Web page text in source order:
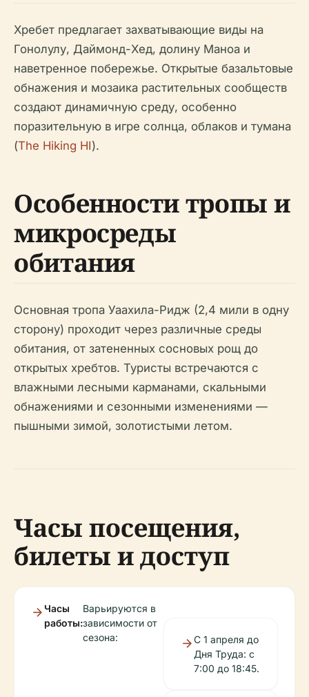
Хребет предлагает захватывающие виды на
Гонолулу, Даймонд-Хед, долину Маноа и
наветренное побережье. Открытые базальтовые
обнажения и мозаика растительных сообществ
создают динамичную среду, особенно
поразительную в игре солнца, облаков и тумана
(The Hiking HI).
Особенности тропы и
микросреды
обитания
Основная тропа Уаахила-Ридж (2,4 мили в одну
сторону) проходит через различные среды
обитания, от затененных сосновых рощ до
открытых хребтов. Туристы встречаются с
влажными лесными карманами, скальными
обнажениями и сезонными изменениями —
пышными зимой, золотистыми летом.
Часы посещения,
билеты и доступ
Часы
работы:
Варьируются в
зависимости от
сезона:
С 1 апреля до
Дня Труда: с
7:00 до 18:45.